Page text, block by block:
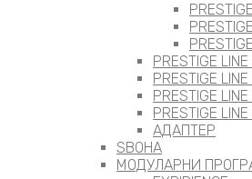
PRESTIGE
PRESTIGE
PRESTIGE
PRESTIGE
АДАПТЕР
ЅВОНА
МОДУЛАРНИ